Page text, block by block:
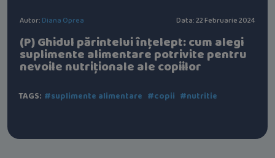
Autor: Diana Oprea Data: 22 Februarie 2024
(P) Ghidul părintelui înțelept: cum alegi
suplimente alimentare potrivite pentru
nevoile nutriționale ale copiilor
TAGS: #suplimente alimentare #copii #nutritie